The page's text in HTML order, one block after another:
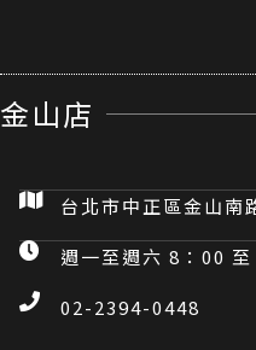
金山店
台北市中正區金山南
週一至週六 8：00
02-2394-0448